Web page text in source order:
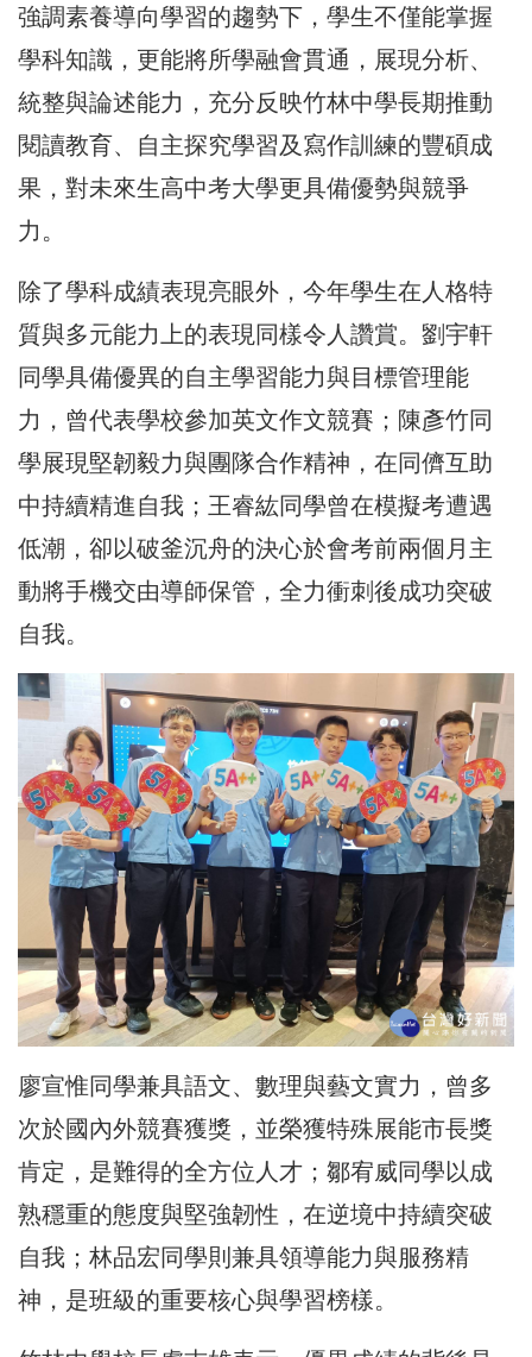
強調素養導向學習的趨勢下，學生不僅能掌握
學科知識，更能將所學融會貫通，展現分析、
統整與論述能力，充分反映竹林中學長期推動
閱讀教育、自主探究學習及寫作訓練的豐碩成
果，對未來生高中考大學更具備優勢與競爭
力。
除了學科成績表現亮眼外，今年學生在人格特
質與多元能力上的表現同樣令人讚賞。劉宇軒
同學具備優異的自主學習能力與目標管理能
力，曾代表學校參加英文作文競賽；陳彥竹同
學展現堅韌毅力與團隊合作精神，在同儕互助
中持續精進自我；王睿紘同學曾在模擬考遭遇
低潮，卻以破釜沉舟的決心於會考前兩個月主
動將手機交由導師保管，全力衝刺後成功突破
自我。
廖宣惟同學兼具語文、數理與藝文實力，曾多
次於國內外競賽獲獎，並榮獲特殊展能市長獎
肯定，是難得的全方位人才；鄒宥威同學以成
熟穩重的態度與堅強韌性，在逆境中持續突破
自我；林品宏同學則兼具領導能力與服務精
神，是班級的重要核心與學習榜樣。